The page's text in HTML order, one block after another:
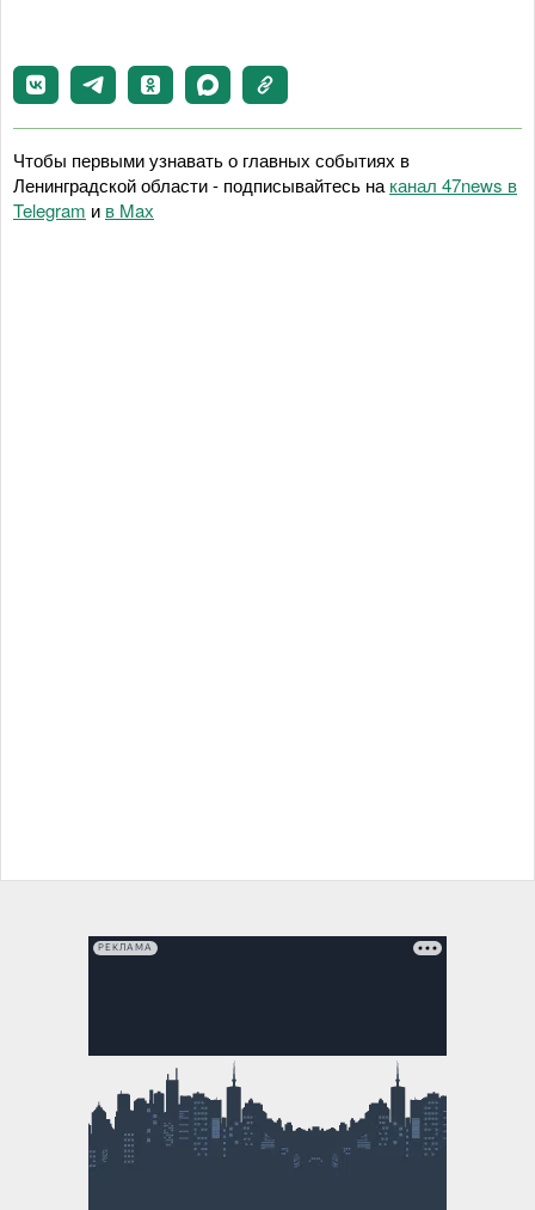
Чтобы первыми узнавать о главных событиях в
Ленинградской области - подписывайтесь на канал 47news в
Telegram и в Maх
РЕКЛАМА